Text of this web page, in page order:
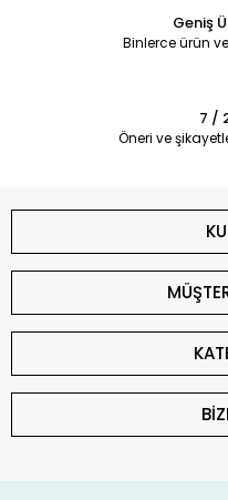
Geniş
Binlerce ürün
7 /
Öneri ve